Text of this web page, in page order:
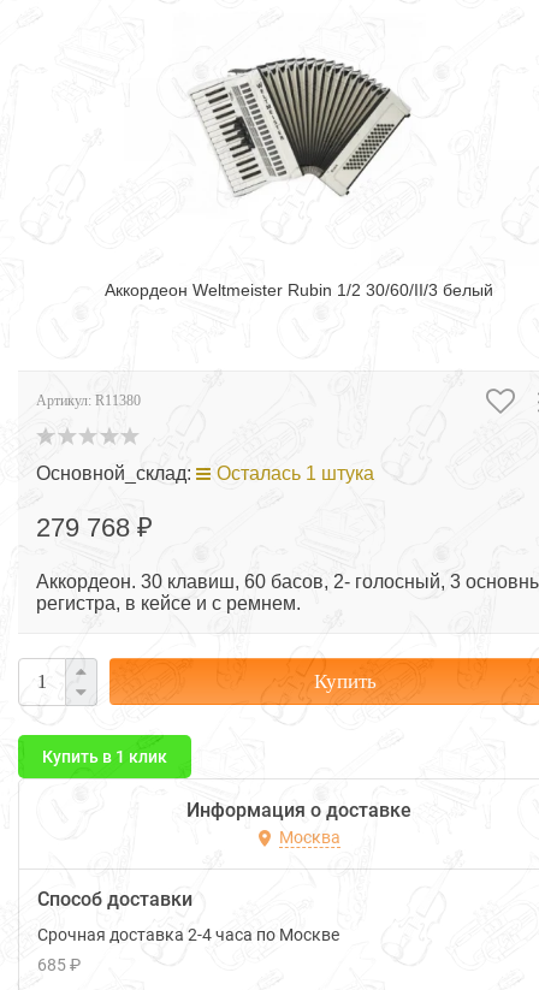
Аккордеон Weltmeister Rubin 1/2 30/60/II/3 белый
Артикул: R11380
Основной_склад: Осталась 1 штука
279 768 ₽
Аккордеон. 30 клавиш, 60 басов, 2- голосный, 3
регистра, в кейсе и с ремнем.
Купить
Купить в 1 клик
Информация о доставке
Москва
Способ доставки
Срочная доставка 2-4 часа по Москве
685 ₽